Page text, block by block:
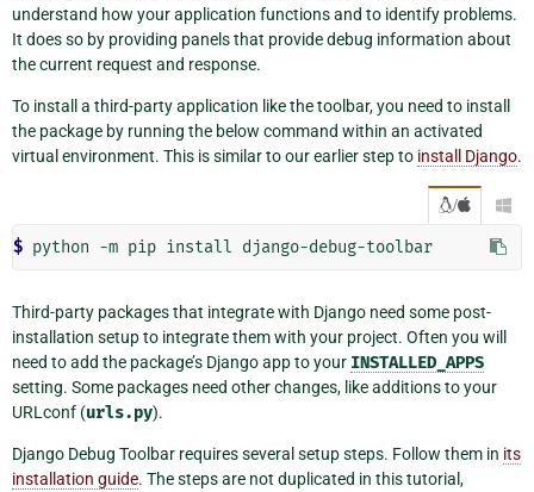
understand how your application functions and to identify problems.
It does so by providing panels that provide debug information about
the current request and response.
To install a third-party application like the toolbar, you need to install
the package by running the below command within an activated
virtual environment. This is similar to our earlier step to install Django.
/ 
$ python -m pip install
Third-party packages that integrate with Django need some post-
installation setup to integrate them with your project. Often you will
need to add the package’s Django app to your INSTALLED_APPS
setting. Some packages need other changes, like additions to your
URLconf (urls.py).
Django Debug Toolbar requires several setup steps. Follow them in its
installation guide. The steps are not duplicated in this tutorial,